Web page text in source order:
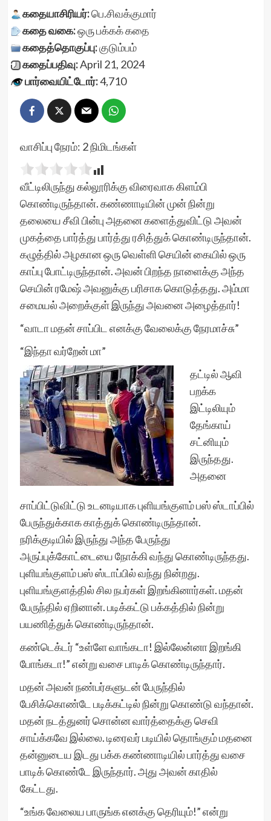
கதையாசிரியர்:பெ.சிவக்குமார்
கதை வகை:ஒரு பக்கக் கதை
கதைத்தொகுப்பு:குடும்பம்
கதைப்பதிவு:April 21, 2024
பார்வையிட்டோர்:4,710
வாசிப்பு நேரம்: 2நிமிடங்கள்
வீட்டிலிருந்து கல்லூரிக்கு விரைவாக கிளம்பி
கொண்டிருந்தான். கண்ணாடியின் முன் நின்று
தலையை சீவி பின்பு அதனை களைத்துவிட்டு அவன்
முகத்தை பார்த்து பார்த்து ரசித்துக் கொண்டிருந்தான்.
கழுத்தில் அழகான ஒரு வெள்ளி செயின் கையில் ஒரு
காப்பு போட்டிருந்தான். அவன் பிறந்த நாளைக்கு அந்த
செயின் ரமேஷ் அவனுக்கு பரிசாக கொடுத்தது. அம்மா
சமையல் அறைக்குள் இருந்து அவனை அழைத்தார்!
“வாடா மதன் சாப்பிட எனக்கு வேலைக்கு நேரமாச்சு”
“இந்தா வர்றேன் மா”
தட்டில் ஆவி
பறக்க
இட்டிலியும்
தேங்காய்
சட்னியும்
இருந்தது.
அதனை
சாப்பிட்டுவிட்டு உடனடியாக புளியங்குளம் பஸ் ஸ்டாப்பில்
பேருந்துக்காக காத்துக் கொண்டிருந்தான்.
நரிக்குடியில் இருந்து அந்த பேருந்து
அருப்புக்கோட்டையை நோக்கி வந்து கொண்டிருந்தது.
புளியங்குளம் பஸ் ஸ்டாப்பில் வந்து நின்றது.
புளியங்குளத்தில் சில நபர்கள் இறங்கினார்கள். மதன்
பேருந்தில் ஏறினான். படிக்கட்டு பக்கத்தில் நின்று
பயணித்துக் கொண்டிருந்தான்.
கண்டெக்டர் “உள்ளே வாங்கடா! இல்லேன்னா இறங்கி
போங்கடா!” என்று வசை பாடிக் கொண்டிருந்தார்.
மதன் அவன் நண்பர்களுடன் பேருந்தில்
பேசிக்கொண்டே படிக்கட்டில் நின்று கொண்டு வந்தான்.
மதன் நடத்துனர் சொன்ன வார்த்தைக்கு செவி
சாய்க்கவே இல்லை. டிரைவர் படியில் தொங்கும் மதனை
தன்னுடைய இடது பக்க கண்ணாடியில் பார்த்து வசை
பாடிக் கொண்டே இருந்தார். அது அவன் காதில்
கேட்டது.
“உங்க வேலைய பாருங்க எனக்கு தெரியும்!” என்று